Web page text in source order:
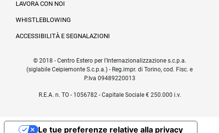
LAVORA CON NOI
WHISTLEBLOWING
ACCESSIBILITÀ E SEGNALAZIONI
© 2018 - Centro Estero per l'Internazionalizzazione s.c.p.a.
(siglabile Ceipiemonte S.c.p.a.) - Reg.impr. di Torino, cod. Fisc. e
P.Iva 09489220013
R.E.A. n. TO - 1056782 - Capitale Sociale € 250.000 i.v.
Le tue preferenze relative alla privacy